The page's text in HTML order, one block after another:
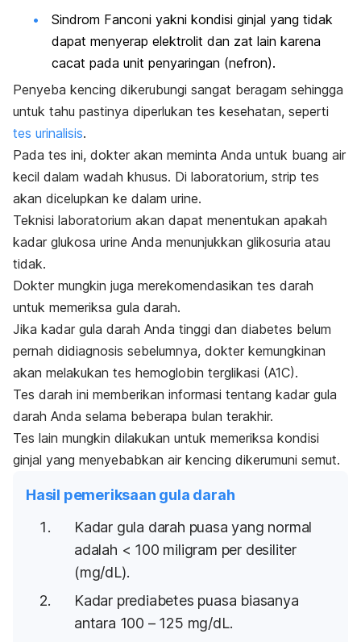
Sindrom Fanconi yakni kondisi ginjal yang tidak
dapat menyerap elektrolit dan zat lain karena
cacat pada unit penyaringan (nefron).
Penyeba kencing dikerubungi sangat beragam sehingga
untuk tahu pastinya diperlukan tes kesehatan, seperti
tes urinalisis.
Pada tes ini, dokter akan meminta Anda untuk buang air
kecil dalam wadah khusus. Di laboratorium, strip tes
akan dicelupkan ke dalam urine.
Teknisi laboratorium akan dapat menentukan apakah
kadar glukosa urine Anda menunjukkan glikosuria atau
tidak.
Dokter mungkin juga merekomendasikan tes darah
untuk memeriksa gula darah.
Jika kadar gula darah Anda tinggi dan diabetes belum
pernah didiagnosis sebelumnya, dokter kemungkinan
akan melakukan tes hemoglobin terglikasi (A1C).
Tes darah ini memberikan informasi tentang kadar gula
darah Anda selama beberapa bulan terakhir.
Tes lain mungkin dilakukan untuk memeriksa kondisi
ginjal yang menyebabkan air kencing dikerumuni semut.
Hasil pemeriksaan gula darah
Kadar gula darah puasa yang normal
adalah < 100 miligram per desiliter
(mg/dL).
Kadar prediabetes puasa biasanya
antara 100 – 125 mg/dL.